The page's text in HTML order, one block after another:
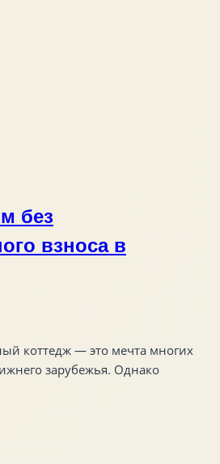
без
взноса в
коттедж — это мечта многих
зарубежья. Однако